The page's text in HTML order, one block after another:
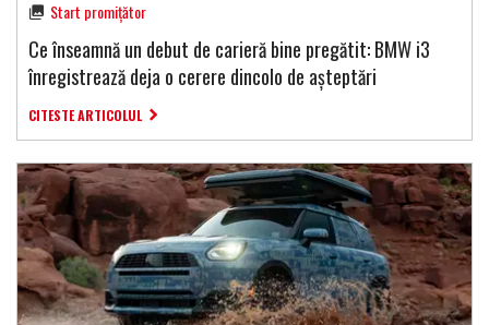
Start promițător
Ce înseamnă un debut de carieră bine pregătit: BMW i3
înregistrează deja o cerere dincolo de așteptări
CITESTE ARTICOLUL